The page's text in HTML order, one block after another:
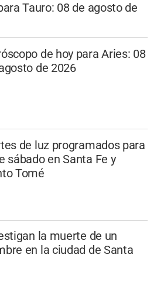
Tauro: 08 de agosto de
de hoy para Aries: 08
de 2026
de luz programados para
sábado en Santa Fe y
Tomé
la muerte de un
en la ciudad de Santa